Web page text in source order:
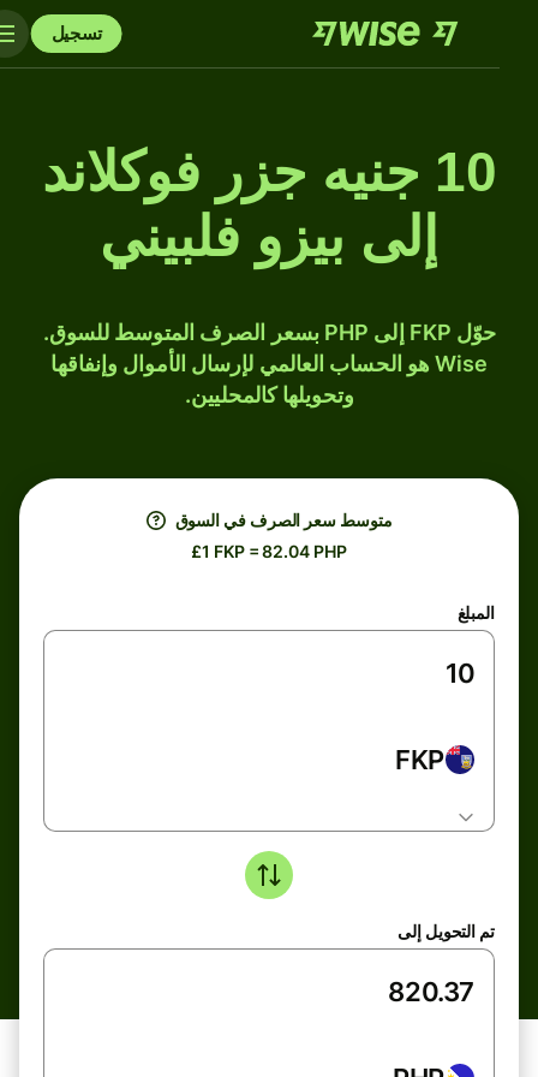
تسجيل
10 جنيه جزر فوكلاند
إلى بيزو فلبيني
حوّل FKP إلى PHP بسعر الصرف المتوسط للسوق.
Wise هو الحساب العالمي لإرسال الأموال وإنفاقها
وتحويلها كالمحليين.
متوسط ​​سعر الصرف في السوق
£1 FKP = 82.04 PHP
المبلغ
FKP
تم التحويل إلى